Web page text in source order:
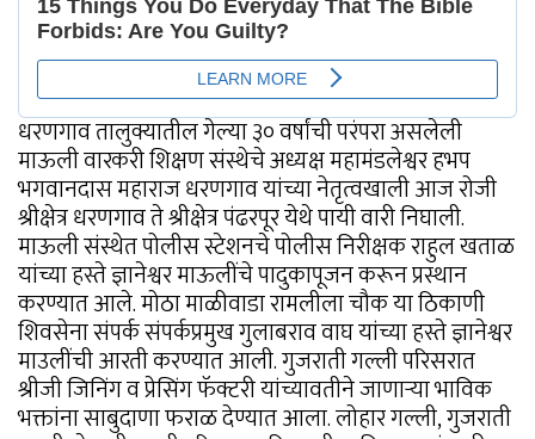
धरणगाव तालुक्यातील गेल्या ३० वर्षांची परंपरा असलेली
माऊली वारकरी शिक्षण संस्थेचे अध्यक्ष महामंडलेश्वर हभप
भगवानदास महाराज धरणगाव यांच्या नेतृत्वखाली आज रोजी
श्रीक्षेत्र धरणगाव ते श्रीक्षेत्र पंढरपूर येथे पायी वारी निघाली.
माऊली संस्थेत पोलीस स्टेशनचे पोलीस निरीक्षक राहुल खताळ
यांच्या हस्ते ज्ञानेश्वर माऊलींचे पादुकापूजन करून प्रस्थान
करण्यात आले. मोठा माळीवाडा रामलीला चौक या ठिकाणी
शिवसेना संपर्क संपर्कप्रमुख गुलाबराव वाघ यांच्या हस्ते ज्ञानेश्वर
माउलींची आरती करण्यात आली. गुजराती गल्ली परिसरात
श्रीजी जिनिंग व प्रेसिंग फॅक्टरी यांच्यावतीने जाणाऱ्या भाविक
भक्तांना साबुदाणा फराळ देण्यात आला. लोहार गल्ली, गुजराती